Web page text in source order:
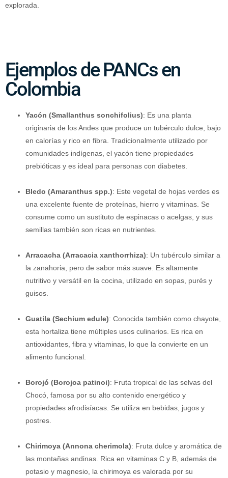
explorada.
Ejemplos de PANCs en
Colombia
Yacón (Smallanthus sonchifolius): Es una planta
originaria de los Andes que produce un tubérculo dulce, bajo
en calorías y rico en fibra. Tradicionalmente utilizado por
comunidades indígenas, el yacón tiene propiedades
prebióticas y es ideal para personas con diabetes.
Bledo (Amaranthus spp.): Este vegetal de hojas verdes es
una excelente fuente de proteínas, hierro y vitaminas. Se
consume como un sustituto de espinacas o acelgas, y sus
semillas también son ricas en nutrientes.
Arracacha (Arracacia xanthorrhiza): Un tubérculo similar a
la zanahoria, pero de sabor más suave. Es altamente
nutritivo y versátil en la cocina, utilizado en sopas, purés y
guisos.
Guatila (Sechium edule): Conocida también como chayote,
esta hortaliza tiene múltiples usos culinarios. Es rica en
antioxidantes, fibra y vitaminas, lo que la convierte en un
alimento funcional.
Borojó (Borojoa patinoi): Fruta tropical de las selvas del
Chocó, famosa por su alto contenido energético y
propiedades afrodisíacas. Se utiliza en bebidas, jugos y
postres.
Chirimoya (Annona cherimola): Fruta dulce y aromática de
las montañas andinas. Rica en vitaminas C y B, además de
potasio y magnesio, la chirimoya es valorada por su